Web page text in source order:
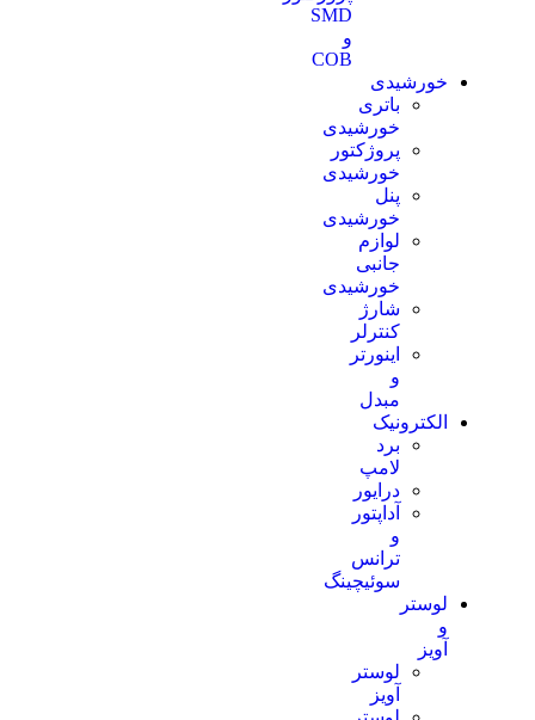
SMD
و
COB
خورشیدی
باتری
خورشیدی
پروژکتور
خورشیدی
پنل
خورشیدی
لوازم
جانبی
خورشیدی
شارژ
کنترلر
اینورتر
و
مبدل
الکترونیک
برد
لامپ
درایور
آداپتور
و
ترانس
سوئیچینگ
لوستر
و
آویز
لوستر
آویز